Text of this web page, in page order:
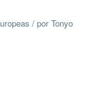
/ por Tonyo